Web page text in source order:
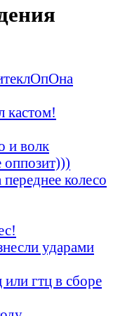
кастом!
и волк
оппозит)))
колесо
ударами
гтц в сборе